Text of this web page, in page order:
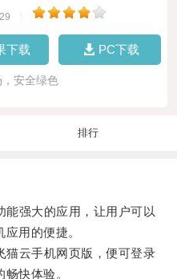
下载 PC下载
安全绿色
排行
强大的应用，让用户可以
用的便捷。
云手机网页版，便可登录
快体验。